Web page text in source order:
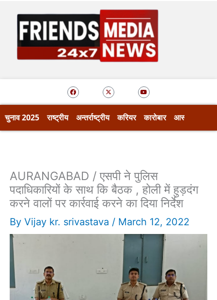
content
F
a
c
e
X
-
t
w
t
t
r
Y
o
u
t
b
e
चुनाव 2025 राष्ट्रीय अन्तर्राष्ट्रीय करियर कारोबार आस्था
AURANGABAD / एसपी ने पुलिस
पदाधिकारियों के साथ कि बैठक , होली में हुड़दंग
करने वालों पर कार्रवाई करने का दिया निर्देश
By Vijay kr. srivastava / March 12, 2022